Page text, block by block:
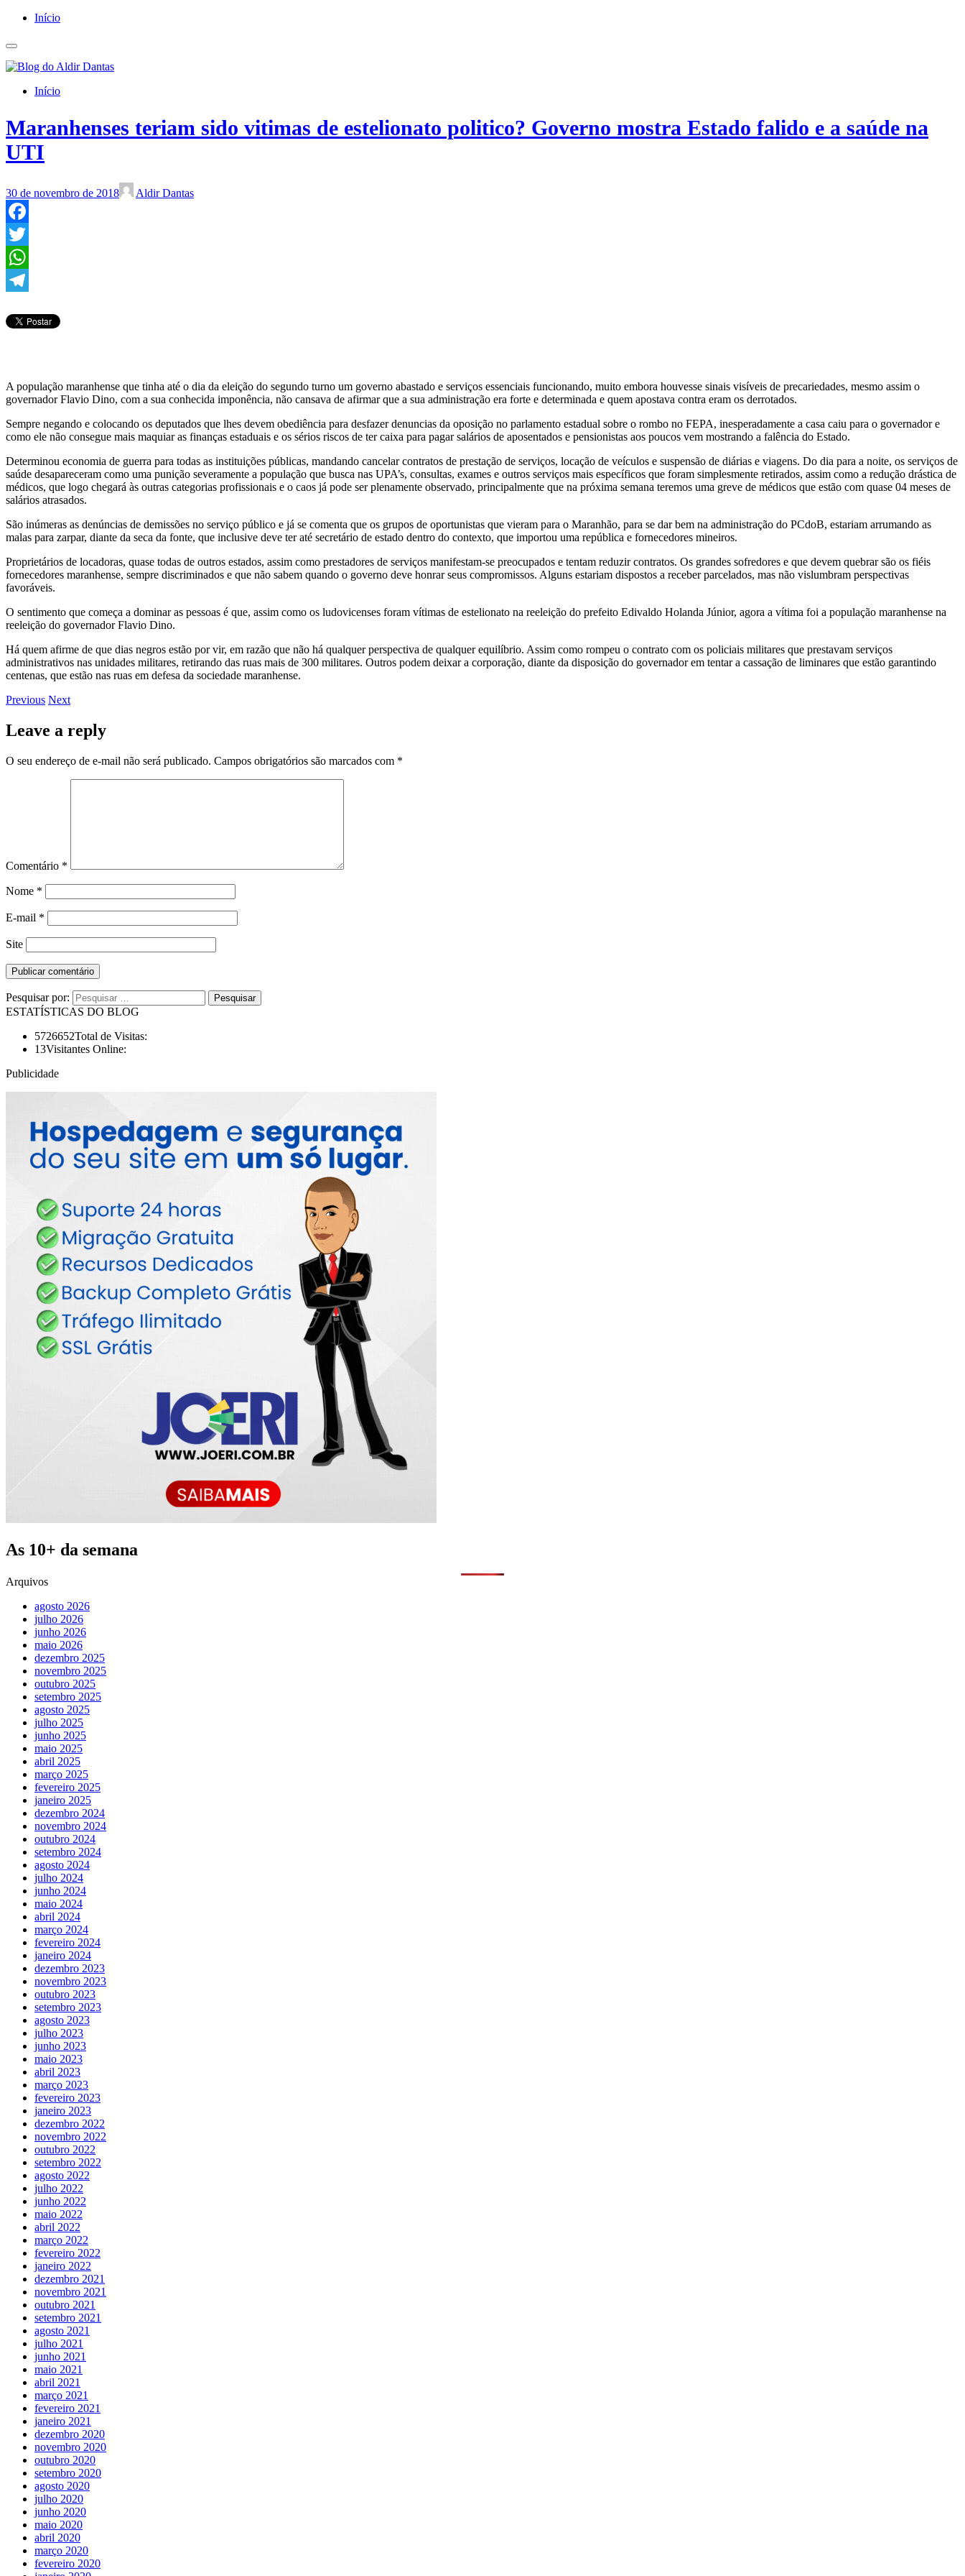
Início
Início
Maranhenses teriam sido vitimas de estelionato politico? Governo mostra Estado falido e a saúde na
UTI
30 de novembro de 2018 Aldir Dantas
Facebook
Twitter
WhatsApp
A população maranhense que tinha até o dia da eleição do segundo turno um governo abastado e serviços essenciais funcionando, muito embora houvesse sinais visíveis de precariedades, mesmo assim o
governador Flavio Dino, com a sua conhecida imponência, não cansava de afirmar que a sua administração era forte e determinada e quem apostava contra eram os derrotados.
Sempre negando e colocando os deputados que lhes devem obediência para desfazer denuncias da oposição no parlamento estadual sobre o rombo no FEPA, inesperadamente a casa caiu para o governador e
como ele não consegue mais maquiar as finanças estaduais e os sérios riscos de ter caixa para pagar salários de aposentados e pensionistas aos poucos vem mostrando a falência do Estado.
Determinou economia de guerra para todas as instituições públicas, mandando cancelar contratos de prestação de serviços, locação de veículos e suspensão de diárias e viagens. Do dia para a noite, os serviços de
saúde desapareceram como uma punição severamente a população que busca nas UPA’s, consultas, exames e outros serviços mais específicos que foram simplesmente retirados, assim como a redução drástica de
médicos, que logo chegará às outras categorias profissionais e o caos já pode ser plenamente observado, principalmente que na próxima semana teremos uma greve de médicos que estão com quase 04 meses de
salários atrasados.
São inúmeras as denúncias de demissões no serviço público e já se comenta que os grupos de oportunistas que vieram para o Maranhão, para se dar bem na administração do PCdoB, estariam arrumando as
malas para zarpar, diante da seca da fonte, que inclusive deve ter até secretário de estado dentro do contexto, que importou uma república e fornecedores mineiros.
Proprietários de locadoras, quase todas de outros estados, assim como prestadores de serviços manifestam-se preocupados e tentam reduzir contratos. Os grandes sofredores e que devem quebrar são os fiéis
fornecedores maranhense, sempre discriminados e que não sabem quando o governo deve honrar seus compromissos. Alguns estariam dispostos a receber parcelados, mas não vislumbram perspectivas
favoráveis.
O sentimento que começa a dominar as pessoas é que, assim como os ludovicenses foram vítimas de estelionato na reeleição do prefeito Edivaldo Holanda Júnior, agora a vítima foi a população maranhense na
reeleição do governador Flavio Dino.
Há quem afirme de que dias negros estão por vir, em razão que não há qualquer perspectiva de qualquer equilíbrio. Assim como rompeu o contrato com os policiais militares que prestavam serviços
administrativos nas unidades militares, retirando das ruas mais de 300 militares. Outros podem deixar a corporação, diante da disposição do governador em tentar a cassação de liminares que estão garantindo
centenas, que estão nas ruas em defesa da sociedade maranhense.
Previous Next
Leave a reply
O seu endereço de e-mail não será publicado. Campos obrigatórios são marcados com *
Comentário *
Nome *
E-mail *
Site
Pesquisar por:
ESTATÍSTICAS DO BLOG
5726652Total de Visitas:
13Visitantes Online:
Publicidade
As 10+ da semana
Arquivos
agosto 2026
julho 2026
junho 2026
maio 2026
dezembro 2025
novembro 2025
outubro 2025
setembro 2025
agosto 2025
julho 2025
junho 2025
maio 2025
abril 2025
março 2025
fevereiro 2025
janeiro 2025
dezembro 2024
novembro 2024
outubro 2024
setembro 2024
agosto 2024
julho 2024
junho 2024
maio 2024
abril 2024
março 2024
fevereiro 2024
janeiro 2024
dezembro 2023
novembro 2023
outubro 2023
setembro 2023
agosto 2023
julho 2023
junho 2023
maio 2023
abril 2023
março 2023
fevereiro 2023
janeiro 2023
dezembro 2022
novembro 2022
outubro 2022
setembro 2022
agosto 2022
julho 2022
junho 2022
maio 2022
abril 2022
março 2022
fevereiro 2022
janeiro 2022
dezembro 2021
novembro 2021
outubro 2021
setembro 2021
agosto 2021
julho 2021
junho 2021
maio 2021
abril 2021
março 2021
fevereiro 2021
janeiro 2021
dezembro 2020
novembro 2020
outubro 2020
setembro 2020
agosto 2020
julho 2020
junho 2020
maio 2020
abril 2020
março 2020
fevereiro 2020